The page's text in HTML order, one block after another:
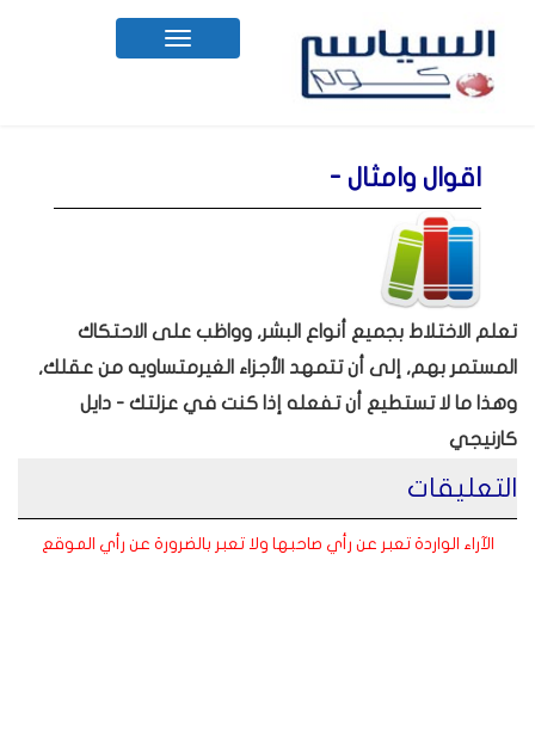
Toggle
navigation
اقوال وامثال -
تعلم الاختلاط بجميع أنواع البشر, وواظب على الاحتكاك
المستمر بهم, إلى أن تتمهد الأجزاء الغيرمتساويه من عقلك,
وهذا ما لا تستطيع أن تفعله إذا كنت في عزلتك - دايل
كارنيجي
التعليقات
الآراء الواردة تعبر عن رأي صاحبها ولا تعبر بالضرورة عن رأي الموقع